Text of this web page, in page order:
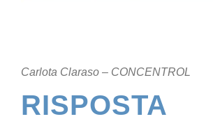
Carlota Claraso – CONCENTROL
RISPOSTA